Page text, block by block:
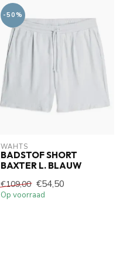
-50%
WAHTS
BADSTOF SHORT
BAXTER L. BLAUW
€109,00 €54,50
Op voorraad